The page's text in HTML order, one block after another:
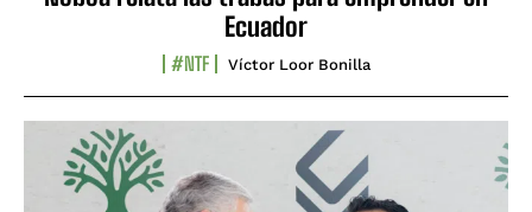
Ecuador
#NTF Víctor Loor Bonilla